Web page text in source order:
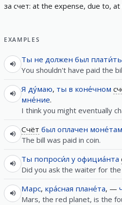
за счет: at the expense, due to, at
EXAMPLES
Ты не должен был плати́ть
You shouldn't have paid the
Я ду́маю, ты в коне́чном
мне́ние.
I think you might eventually
Счёт был оплачен
The bill was paid in coin.
Ты попроси́л у официа́нта
Did you ask the waiter for the
Марс, кра́сная плане́та, —
Mars, the red planet, is the